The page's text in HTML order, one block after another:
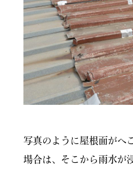
写真のように屋根面がへ
場合は、そこから雨水が